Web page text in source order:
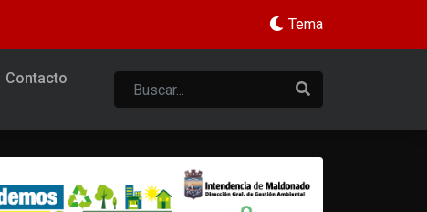
Tema
Contacto